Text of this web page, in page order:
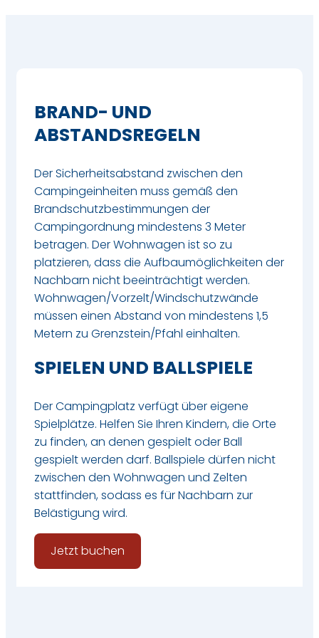
BRAND- UND
ABSTANDSREGELN
Der Sicherheitsabstand zwischen den
Campingeinheiten muss gemäß den
Brandschutzbestimmungen der
Campingordnung mindestens 3 Meter
betragen. Der Wohnwagen ist so zu
platzieren, dass die Aufbaumöglichkeiten der
Nachbarn nicht beeinträchtigt werden.
Wohnwagen/Vorzelt/Windschutzwände
müssen einen Abstand von mindestens 1,5
Metern zu Grenzstein/Pfahl einhalten.
SPIELEN UND BALLSPIELE
Der Campingplatz verfügt über eigene
Spielplätze. Helfen Sie Ihren Kindern, die Orte
zu finden, an denen gespielt oder Ball
gespielt werden darf. Ballspiele dürfen nicht
zwischen den Wohnwagen und Zelten
stattfinden, sodass es für Nachbarn zur
Belästigung wird.
Jetzt buchen